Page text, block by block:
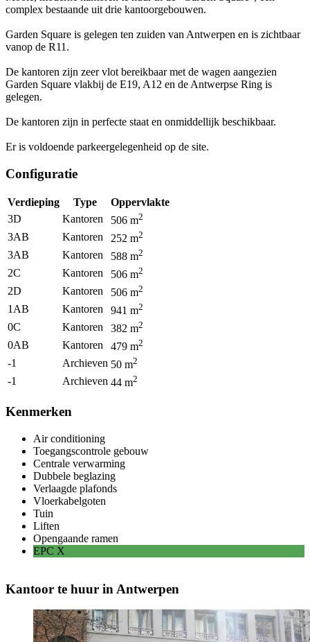
complex bestaande uit drie kantoorgebouwen.
Garden Square is gelegen ten zuiden van Antwerpen en is zichtbaar
vanop de R11.
De kantoren zijn zeer vlot bereikbaar met de wagen aangezien
Garden Square vlakbij de E19, A12 en de Antwerpse Ring is
gelegen.
De kantoren zijn in perfecte staat en onmiddellijk beschikbaar.
Er is voldoende parkeergelegenheid op de site.
Configuratie
Verdieping Type
Oppervlakte
3D
Kantoren 506 m2
3AB Kantoren 252 m2
3AB Kantoren 588 m2
2C Kantoren 506 m2
2D Kantoren 506 m2
1AB Kantoren 941 m2
0C Kantoren 382 m2
0AB Kantoren 479 m2
-1 Archieven 50 m2
-1 Archieven 44 m2
Kenmerken
Air conditioning
Toegangscontrole gebouw
Centrale verwarming
Dubbele beglazing
Verlaagde plafonds
Vloerkabelgoten
Tuin
Liften
Opengaande ramen
EPC X
Kantoor te huur in Antwerpen